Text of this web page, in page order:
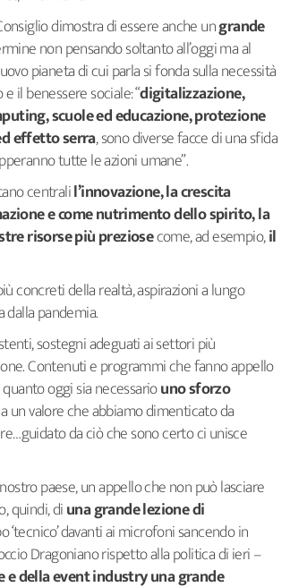
dimostra di essere anche ungrande
non pensando soltanto all’oggi ma al
pianeta di cui parla si fonda sulla necessità
il benessere sociale: “digitalizzazione,
scuole ed educazione, protezione
effetto serra, sono diverse facce di una sfida
tutte le azioni umane”.
centralil’innovazione, la crescita
e come nutrimento dello spirito, la
risorse più preziosecome, ad esempio,il
concreti della realtà, aspirazioni a lungo
pandemia.
sostegni adeguati ai settori più
Contenuti e programmi che fanno appello
oggi sia necessariouno sforzo
un valore che abbiamo dimenticato da
da ciò che sono certo ci unisce
paese, un appello che non può lasciare
quindi, diuna grande lezione di
davanti ai microfoni sancendo in
Dragoniano rispetto alla politica di ieri –
della event industry una grande